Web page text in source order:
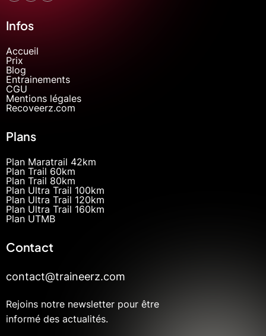
Infos
Accueil
Prix
Blog
Entrainements
CGU
Mentions légales
Recoveerz.com
Plans
Plan Maratrail 42km
Plan Trail 60km
Plan Trail 80km
Plan Ultra Trail 100km
Plan Ultra Trail 120km
Plan Ultra Trail 160km
Plan UTMB
Contact
contact@traineerz.com
Rejoins notre newsletter pour être
informé des actualités.